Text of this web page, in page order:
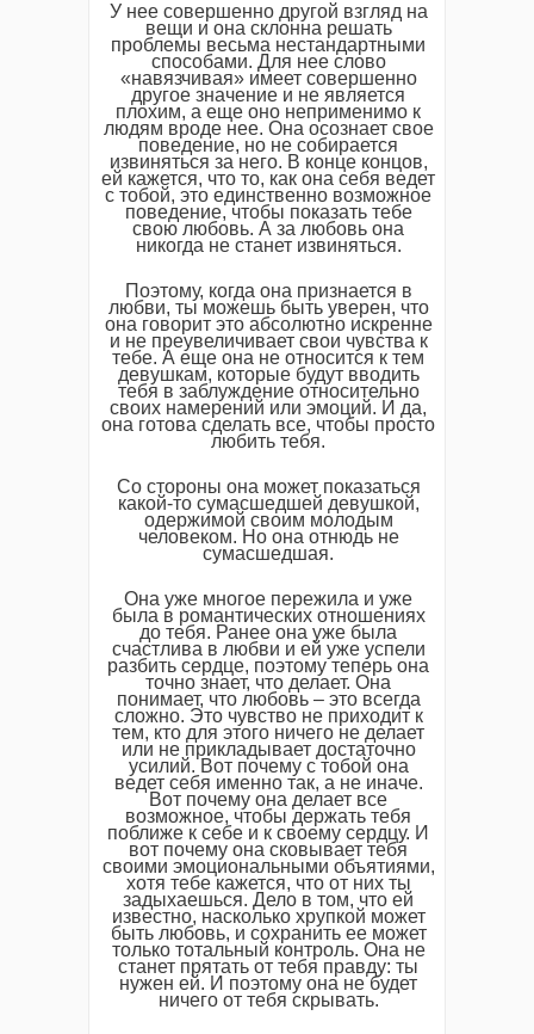
У нее совершенно другой взгляд на
вещи и она склонна решать
проблемы весьма нестандартными
способами. Для нее слово
«навязчивая» имеет совершенно
другое значение и не является
плохим, а еще оно неприменимо к
людям вроде нее. Она осознает свое
поведение, но не собирается
извиняться за него. В конце концов,
ей кажется, что то, как она себя ведет
с тобой, это единственно возможное
поведение, чтобы показать тебе
свою любовь. А за любовь она
никогда не станет извиняться.
Поэтому, когда она признается в
любви, ты можешь быть уверен, что
она говорит это абсолютно искренне
и не преувеличивает свои чувства к
тебе. А еще она не относится к тем
девушкам, которые будут вводить
тебя в заблуждение относительно
своих намерений или эмоций. И да,
она готова сделать все, чтобы просто
любить тебя.
Со стороны она может показаться
какой-то сумасшедшей девушкой,
одержимой своим молодым
человеком. Но она отнюдь не
сумасшедшая.
Она уже многое пережила и уже
была в романтических отношениях
до тебя. Ранее она уже была
счастлива в любви и ей уже успели
разбить сердце, поэтому теперь она
точно знает, что делает. Она
понимает, что любовь – это всегда
сложно. Это чувство не приходит к
тем, кто для этого ничего не делает
или не прикладывает достаточно
усилий. Вот почему с тобой она
ведет себя именно так, а не иначе.
Вот почему она делает все
возможное, чтобы держать тебя
поближе к себе и к своему сердцу. И
вот почему она сковывает тебя
своими эмоциональными объятиями,
хотя тебе кажется, что от них ты
задыхаешься. Дело в том, что ей
известно, насколько хрупкой может
быть любовь, и сохранить ее может
только тотальный контроль. Она не
станет прятать от тебя правду: ты
нужен ей. И поэтому она не будет
ничего от тебя скрывать.